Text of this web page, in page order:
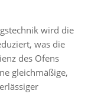
wird die
was die
des Ofens
gleichmäßige,